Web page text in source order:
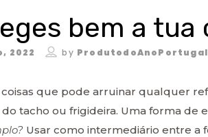
bem a tua
2022 by ProdutodoAnoPortugal
coisas que pode arruinar qualquer
tacho ou frigideira. Uma forma de
Usar como intermediário entre a